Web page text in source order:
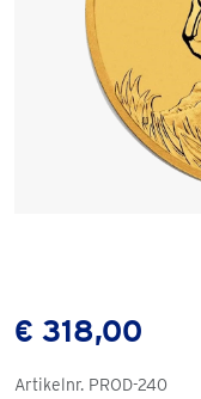
€ 318,00
Artikelnr. PROD-240